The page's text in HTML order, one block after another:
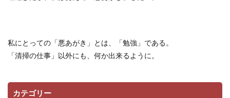
私にとっての「悪あがき」とは、「勉強」である。
「清掃の仕事」以外にも、何か出来るように。
カテゴリー